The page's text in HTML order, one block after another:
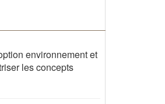
environnement et
les concepts